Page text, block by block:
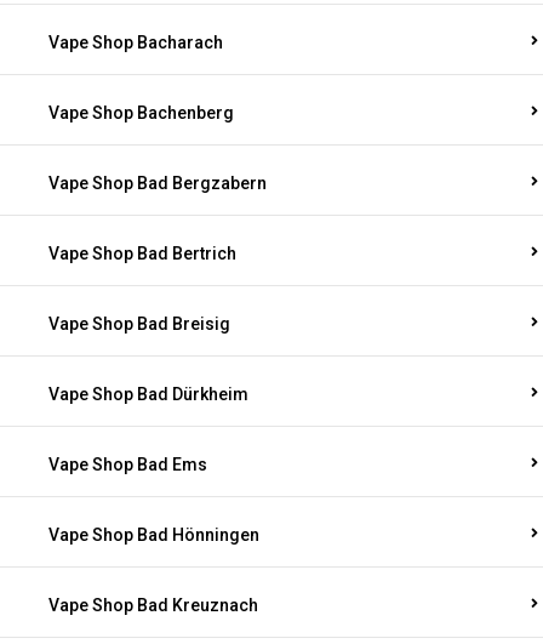
Vape Shop Bacharach
Vape Shop Bachenberg
Vape Shop Bad Bergzabern
Vape Shop Bad Bertrich
Vape Shop Bad Breisig
Vape Shop Bad Dürkheim
Vape Shop Bad Ems
Vape Shop Bad Hönningen
Vape Shop Bad Kreuznach